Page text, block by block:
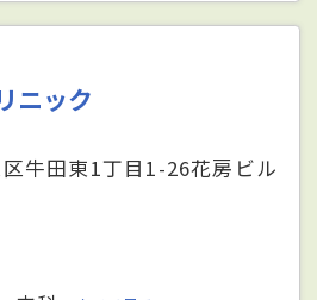
ニック
牛田東1丁目1-26花房ビル